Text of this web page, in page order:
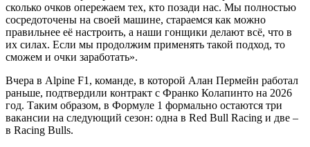
сколько очков опережаем тех, кто позади нас. Мы полностью
сосредоточены на своей машине, стараемся как можно
правильнее её настроить, а наши гонщики делают всё, что в
их силах. Если мы продолжим применять такой подход, то
сможем и очки заработать».
Вчера в Alpine F1, команде, в которой Алан Пермейн работал
раньше, подтвердили контракт с Франко Колапинто на 2026
год. Таким образом, в Формуле 1 формально остаются три
вакансии на следующий сезон: одна в Red Bull Racing и две –
в Racing Bulls.